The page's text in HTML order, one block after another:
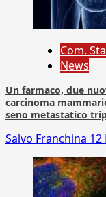
Com.
News
Un farmaco, due
carcinoma
seno metastatico
Salvo Franchina 12